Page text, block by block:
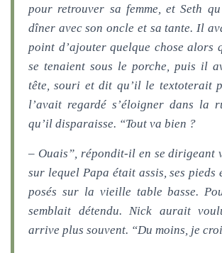
pour retrouver sa femme, et Seth
dîner avec son oncle et sa tante. Il
point d’ajouter quelque chose alors
se tenaient sous le porche, puis il
tête, souri et dit qu’il le textoterait
l’avait regardé s’éloigner dans la
qu’il disparaisse. “Tout va bien ?
– Ouais”, répondit-il en se dirigeant
sur lequel Papa était assis, ses pieds
posés sur la vieille table basse.
semblait détendu. Nick aurait
arrive plus souvent. “Du moins, je